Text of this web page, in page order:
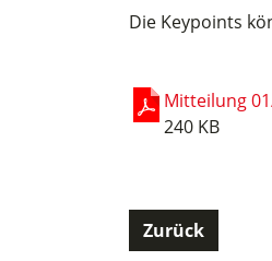
Die Keypoints
Mitteilung
240 KB
Zurück